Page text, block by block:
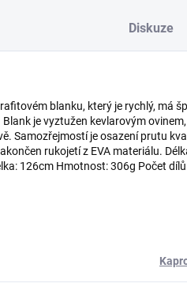
Diskuze
blanku, který je rychlý, má
je vyztužen kevlarovým
Samozřejmostí je osazení prutu
rukojetí z EVA materiálu.
126cm Hmotnost: 306g Počet